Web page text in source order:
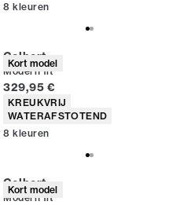
8 kleuren
Kort model
Colbert
Modern fit
Huidige prijs
329,95 €
Producteigenschappen
KREUKVRIJ
WATERAFSTOTEND
8 kleuren
Kort model
Colbert
Modern fit